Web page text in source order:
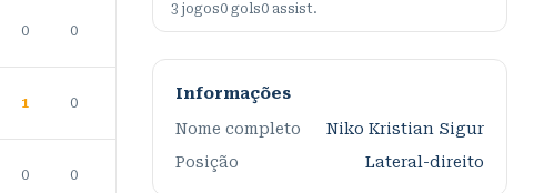
0 0
1 0
0 0
3 jogos0 gols0 assist.
Informações
Nome completo
Niko Kristian Sigur
Posição
Lateral-direito